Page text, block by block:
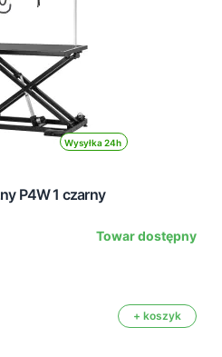
Wysyłka 24h
P4W 1 czarny
Towar dostępny
+ koszyk